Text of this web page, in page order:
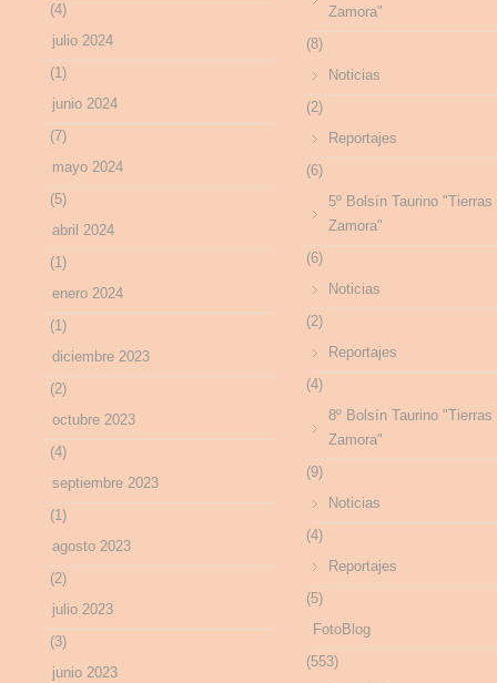
(4)
julio 2024
(1)
junio 2024
(7)
mayo 2024
(5)
abril 2024
(1)
enero 2024
(1)
diciembre 2023
(2)
octubre 2023
(4)
septiembre 2023
(1)
agosto 2023
(2)
julio 2023
(3)
junio 2023
Zamora"
(8)
Noticias
(2)
Reportajes
(6)
5º Bolsín Taurino "Tierras
Zamora"
(6)
Noticias
(2)
Reportajes
(4)
8º Bolsín Taurino "Tierras
Zamora"
(9)
Noticias
(4)
Reportajes
(5)
FotoBlog
(553)